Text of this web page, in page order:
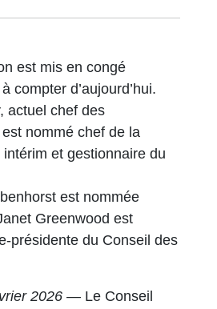
est mis en congé
compter d’aujourd’hui.
actuel chef des
nommé chef de la
et gestionnaire du
est nommée
Greenwood est
présidente du Conseil des
2026 — Le Conseil